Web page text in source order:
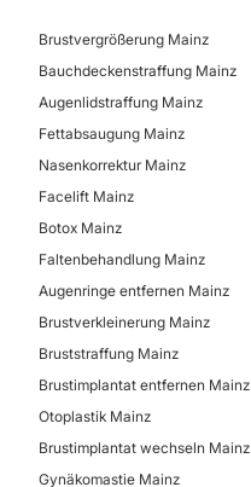
Brustvergrößerung Mainz
Bauchdeckenstraffung Mainz
Augenlidstraffung Mainz
Fettabsaugung Mainz
Nasenkorrektur Mainz
Facelift Mainz
Botox Mainz
Faltenbehandlung Mainz
Augenringe entfernen Mainz
Brustverkleinerung Mainz
Bruststraffung Mainz
Brustimplantat entfernen Mainz
Otoplastik Mainz
Brustimplantat wechseln Mainz
Gynäkomastie Mainz